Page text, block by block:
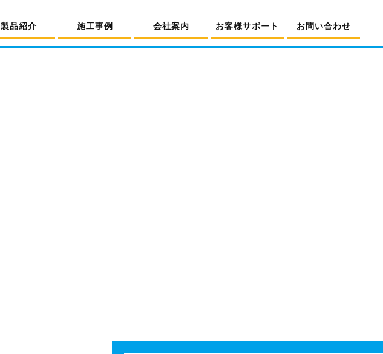
製品紹介 施工事例 会社案内 お客様サポート お問い合わせ